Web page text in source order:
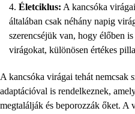
Életciklus: A kancsóka
általában csak néhány napig
szerencséjük van, hogy élőben
virágokat, különösen értékes
A kancsóka virágai tehát nemcsak
adaptációval is rendelkeznek,
megtalálják és beporozzák őket. A